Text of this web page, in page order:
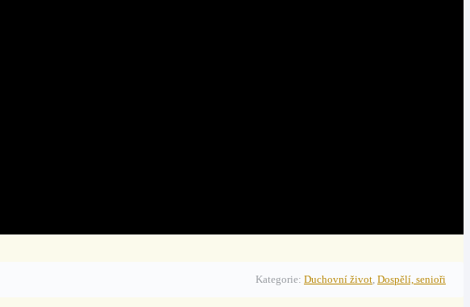
Kategorie: Duchovní život, Dospělí, senioři